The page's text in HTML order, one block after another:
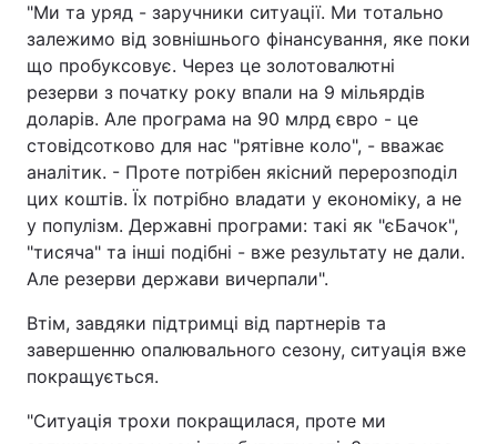
"Ми та уряд - заручники ситуації. Ми тотально
залежимо від зовнішнього фінансування, яке поки
що пробуксовує. Через це золотовалютні
резерви з початку року впали на 9 мільярдів
доларів. Але програма на 90 млрд євро - це
стовідсотково для нас "рятівне коло", - вважає
аналітик. - Проте потрібен якісний перерозподіл
цих коштів. Їх потрібно владати у економіку, а не
у популізм. Державні програми: такі як "єБачок",
"тисяча" та інші подібні - вже результату не дали.
Але резерви держави вичерпали".
Втім, завдяки підтримці від партнерів та
завершенню опалювального сезону, ситуація вже
покращується.
"Ситуація трохи покращилася, проте ми